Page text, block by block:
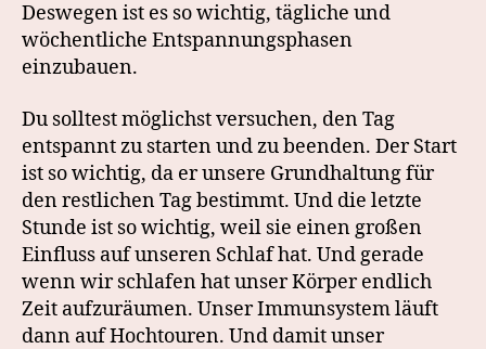
Deswegen ist es so wichtig, tägliche und
wöchentliche Entspannungsphasen
einzubauen.
Du solltest möglichst versuchen, den Tag
entspannt zu starten und zu beenden. Der Start
ist so wichtig, da er unsere Grundhaltung für
den restlichen Tag bestimmt. Und die letzte
Stunde ist so wichtig, weil sie einen großen
Einfluss auf unseren Schlaf hat. Und gerade
wenn wir schlafen hat unser Körper endlich
Zeit aufzuräumen. Unser Immunsystem läuft
dann auf Hochtouren. Und damit unser